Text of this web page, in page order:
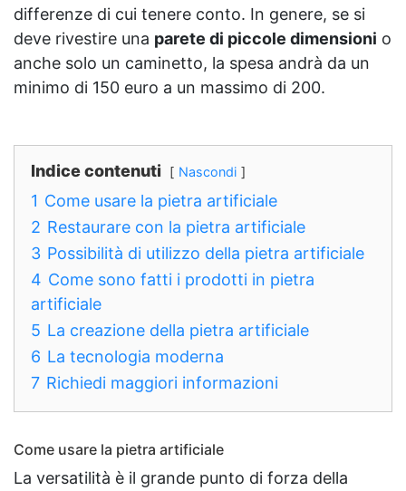
differenze di cui tenere conto. In genere, se si
deve rivestire una parete di piccole dimensioni o
anche solo un caminetto, la spesa andrà da un
minimo di 150 euro a un massimo di 200.
Indice contenuti Nascondi
1 Come usare la pietra artificiale
2 Restaurare con la pietra artificiale
3 Possibilità di utilizzo della pietra artificiale
4 Come sono fatti i prodotti in pietra
artificiale
5 La creazione della pietra artificiale
6 La tecnologia moderna
7 Richiedi maggiori informazioni
Come usare la pietra artificiale
La versatilità è il grande punto di forza della